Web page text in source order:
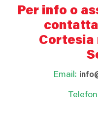
Per info o
Email: